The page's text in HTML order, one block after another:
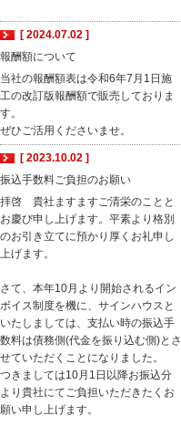
[ 2024.07.02 ]
報酬額について
当社の報酬額表は令和6年7月1日施
工の改訂版報酬額で販売しておりま
す。
ぜひご活用くださいませ。
[ 2023.10.02 ]
振込手数料ご負担のお願い
拝啓 貴社ますますご清栄のことと
お慶び申し上げます。平素より格別
のお引き立てに預かり厚くお礼申し
上げます。
さて、本年10月より開始されるイン
ボイス制度を機に、サインハウスと
いたしましては、支払い時の振込手
数料は債務側(代金を振り込む側)とさ
せていただくことになりました。
つきましては10月1日以降お振込分
より貴社にてご負担いただきたくお
願い申し上げます。